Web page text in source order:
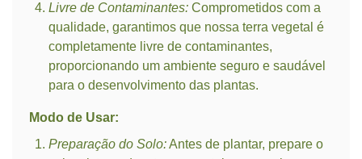
Livre de Contaminantes: Comprometidos com a
qualidade, garantimos que nossa terra vegetal é
completamente livre de contaminantes,
proporcionando um ambiente seguro e saudável
para o desenvolvimento das plantas.
Modo de Usar:
Preparação do Solo:Antes de plantar, prepare o